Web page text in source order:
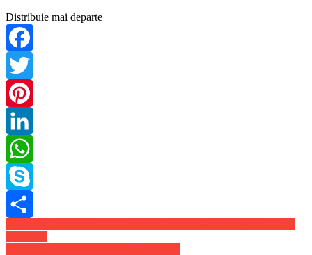
Distribuie mai departe
Facebook
Twitter
Pinterest
LinkedIn
WhatsApp
Skype
Share
Navigare
în